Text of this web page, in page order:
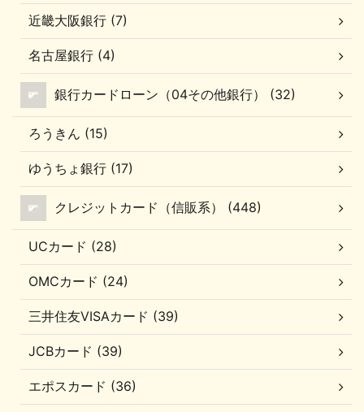
近畿大阪銀行 (7)
名古屋銀行 (4)
銀行カードローン（04その他銀行） (32)
ろうきん (15)
ゆうちょ銀行 (17)
クレジットカード（信販系） (448)
UCカード (28)
OMCカード (24)
三井住友VISAカード (39)
JCBカード (39)
エポスカード (36)